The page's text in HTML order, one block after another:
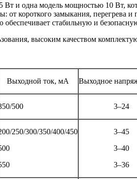
и одна модель мощностью 10 Вт,
от короткого замыкания,
стабильную и
высоким качеством
Выходной ток, мА Выходное
500 3–24
250/300/350/400/450
3–45
3–40
3–36